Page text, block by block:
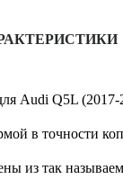
Audi Q5L
в точности
из так